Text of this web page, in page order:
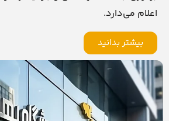
اعلام می‌دارد.
بیشتر بدانید